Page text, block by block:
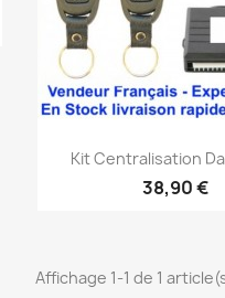
Aperçu
Kit Centralisation
38,90 €
Affichage 1-1 de 1